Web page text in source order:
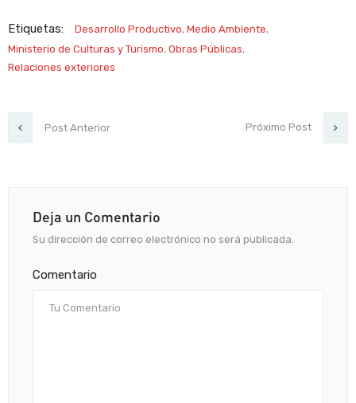
Etiquetas: Desarrollo Productivo, Medio Ambiente,
Ministerio de Culturas y Turismo, Obras Públicas,
Relaciones exteriores
Post Anterior Próximo Post
Deja un Comentario
Su dirección de correo electrónico no será publicada.
Comentario